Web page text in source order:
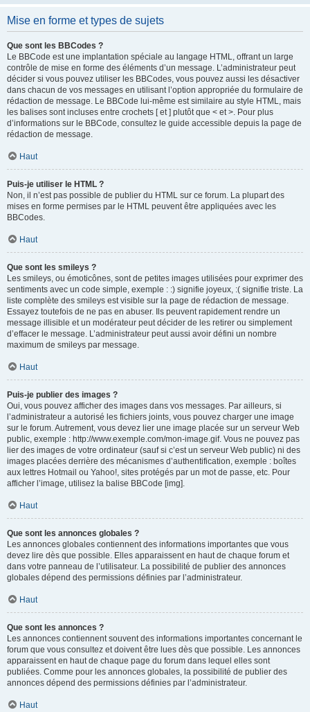
Mise en forme et types de sujets
Que sont les BBCodes ?
Le BBCode est une implantation spéciale au langage HTML, offrant un large
contrôle de mise en forme des éléments d’un message. L’administrateur peut
décider si vous pouvez utiliser les BBCodes, vous pouvez aussi les désactiver
dans chacun de vos messages en utilisant l’option appropriée du formulaire de
rédaction de message. Le BBCode lui-même est similaire au style HTML, mais
les balises sont incluses entre crochets [ et ] plutôt que < et >. Pour plus
d’informations sur le BBCode, consultez le guide accessible depuis la page de
rédaction de message.
Haut
Puis-je utiliser le HTML ?
Non, il n’est pas possible de publier du HTML sur ce forum. La plupart des
mises en forme permises par le HTML peuvent être appliquées avec les
BBCodes.
Haut
Que sont les smileys ?
Les smileys, ou émoticônes, sont de petites images utilisées pour exprimer des
sentiments avec un code simple, exemple : :) signifie joyeux, :( signifie triste. La
liste complète des smileys est visible sur la page de rédaction de message.
Essayez toutefois de ne pas en abuser. Ils peuvent rapidement rendre un
message illisible et un modérateur peut décider de les retirer ou simplement
d’effacer le message. L’administrateur peut aussi avoir défini un nombre
maximum de smileys par message.
Haut
Puis-je publier des images ?
Oui, vous pouvez afficher des images dans vos messages. Par ailleurs, si
l’administrateur a autorisé les fichiers joints, vous pouvez charger une image
sur le forum. Autrement, vous devez lier une image placée sur un serveur Web
public, exemple : http://www.exemple.com/mon-image.gif. Vous ne pouvez pas
lier des images de votre ordinateur (sauf si c’est un serveur Web public) ni des
images placées derrière des mécanismes d’authentification, exemple : boîtes
aux lettres Hotmail ou Yahoo!, sites protégés par un mot de passe, etc. Pour
afficher l’image, utilisez la balise BBCode [img].
Haut
Que sont les annonces globales ?
Les annonces globales contiennent des informations importantes que vous
devez lire dès que possible. Elles apparaissent en haut de chaque forum et
dans votre panneau de l’utilisateur. La possibilité de publier des annonces
globales dépend des permissions définies par l’administrateur.
Haut
Que sont les annonces ?
Les annonces contiennent souvent des informations importantes concernant le
forum que vous consultez et doivent être lues dès que possible. Les annonces
apparaissent en haut de chaque page du forum dans lequel elles sont
publiées. Comme pour les annonces globales, la possibilité de publier des
annonces dépend des permissions définies par l’administrateur.
Haut